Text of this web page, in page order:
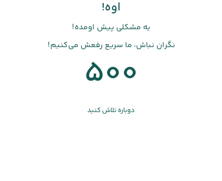
اوه!
یه مشکلی پیش اومده!
نگران نباش، ما سریع رفعش می‌کنیم!
500
دوباره تلاش کنید